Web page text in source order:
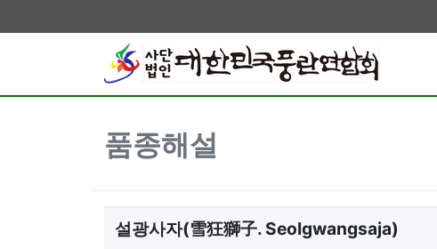
품종해설
설광사자(雪狂獅子. Seolgwangsaja)